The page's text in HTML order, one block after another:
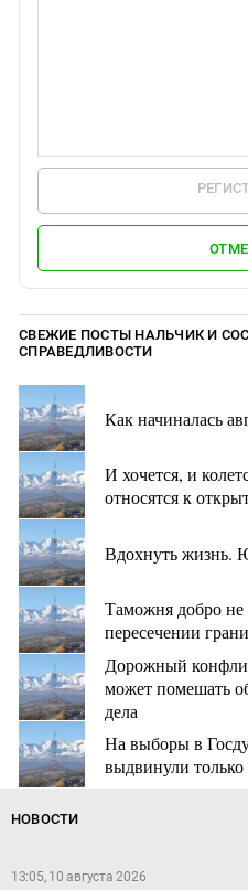
СВЕЖИЕ ПОСТЫ НАЛЬЧИК И
СПРАВЕДЛИВОСТИ
Как начиналась
И хочется, и
относятся к
Вдохнуть жизнь.
Таможня добро
пересечении
Дорожный
может помешать
дела
На выборы в
выдвинули только
НОВОСТИ
13:05, 10 августа 2026